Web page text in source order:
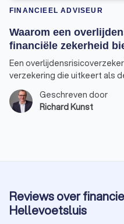
FINANCIEEL ADVISEUR
Waarom een
financiële zekerheid
Een
verzekering die uitkeert als
looptijd van de verzekering
verzekering biedt financiële
nabestaanden van de
Geschreven door
Richard Kunst
Reviews over
Hellevoetsluis